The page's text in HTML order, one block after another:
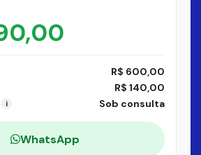
R$ 600,00
R$ 140,00
i Sob consulta
WhatsApp